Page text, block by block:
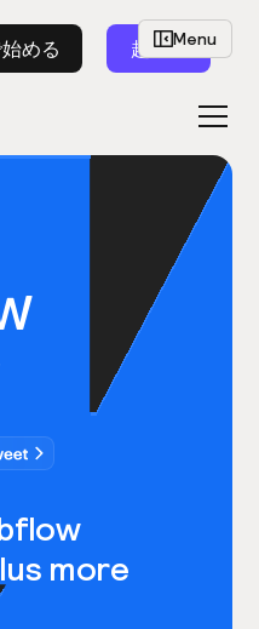
める 起動
more
Menu